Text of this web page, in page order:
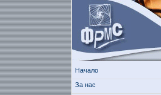
Начало
За нас